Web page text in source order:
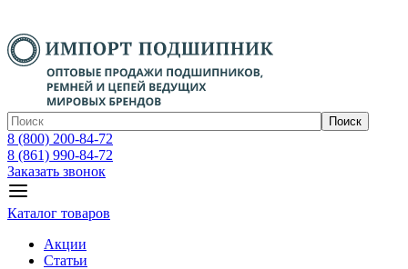
Поиск
8 (800) 200-84-72
8 (861) 990-84-72
Заказать звонок
Каталог товаров
Акции
Статьи